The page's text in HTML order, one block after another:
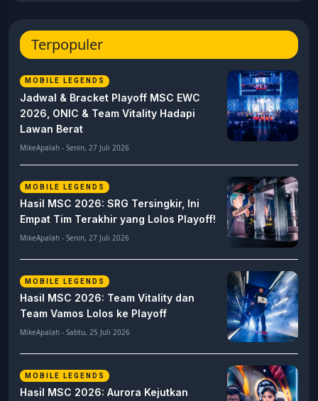
Terpopuler
MOBILE LEGENDS
Jadwal & Bracket Playoff MSC EWC
2026, ONIC & Team Vitality Hadapi
Lawan Berat
MikeApalah - Senin, 27 Juli 2026
MOBILE LEGENDS
Hasil MSC 2026: SRG Tersingkir, Ini
Empat Tim Terakhir yang Lolos Playoff!
MikeApalah - Senin, 27 Juli 2026
MOBILE LEGENDS
Hasil MSC 2026: Team Vitality dan
Team Vamos Lolos ke Playoff
MikeApalah - Sabtu, 25 Juli 2026
MOBILE LEGENDS
Hasil MSC 2026: Aurora Kejutkan